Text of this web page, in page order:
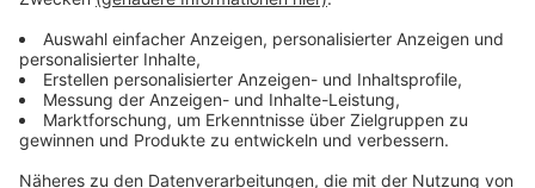
Weitere Infos und Links zum Thema
Anzeige
Events in Düsseldorf: Forderung nach alternativen
Konzepten